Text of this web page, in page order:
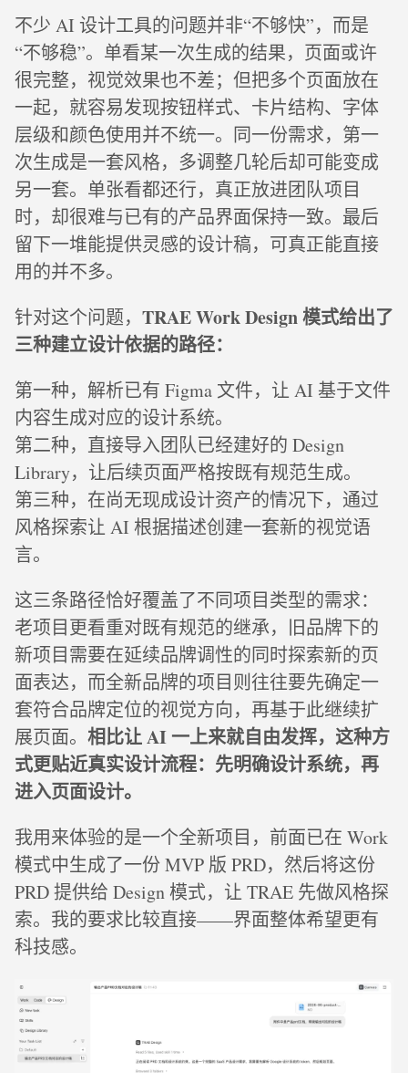
不少 AI 设计工具的问题并非“不够快”，而是
“不够稳”。单看某一次生成的结果，页面或许
很完整，视觉效果也不差；但把多个页面放在
一起，就容易发现按钮样式、卡片结构、字体
层级和颜色使用并不统一。同一份需求，第一
次生成是一套风格，多调整几轮后却可能变成
另一套。单张看都还行，真正放进团队项目
时，却很难与已有的产品界面保持一致。最后
留下一堆能提供灵感的设计稿，可真正能直接
用的并不多。
针对这个问题， TRAE Work Design 模式给出了
三种建立设计依据的路径：
第一种，解析已有 Figma 文件，让 AI 基于文件
内容生成对应的设计系统。
第二种，直接导入团队已经建好的 Design
Library，让后续页面严格按既有规范生成。
第三种，在尚无现成设计资产的情况下，通过
风格探索让 AI 根据描述创建一套新的视觉语
言。
这三条路径恰好覆盖了不同项目类型的需求：
老项目更看重对既有规范的继承，旧品牌下的
新项目需要在延续品牌调性的同时探索新的页
面表达，而全新品牌的项目则往往要先确定一
套符合品牌定位的视觉方向，再基于此继续扩
展页面。 相比让 AI 一上来就自由发挥，这种方
式更贴近真实设计流程：先明确设计系统，再
进入页面设计。
我用来体验的是一个全新项目，前面已在 Work
模式中生成了一份 MVP 版 PRD，然后将这份
PRD 提供给 Design 模式，让 TRAE 先做风格探
索。我的要求比较直接——界面整体希望更有
科技感。